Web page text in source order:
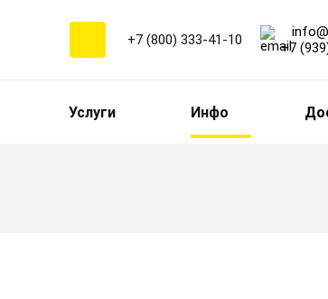
+7 (800) 333-41-10
+7
Услуги Инфо